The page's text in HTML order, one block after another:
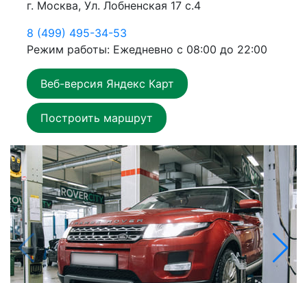
г. Москва, Ул. Лобненская 17 с.4
8 (499) 495-34-53
Режим работы: Ежедневно с 08:00 до 22:00
Веб-версия Яндекс Карт
Построить маршрут